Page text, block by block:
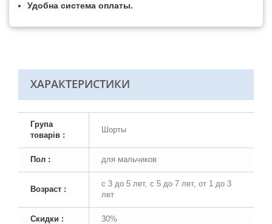
Удобна система оплаты.
ХАРАКТЕРИСТИКИ
Група
товарів :
Шорты
Пол : для мальчиков
Возраст :
с 3 до 5 лет, с 5 до 7 лет, от 1 до 3
лет
Скидки : 30%